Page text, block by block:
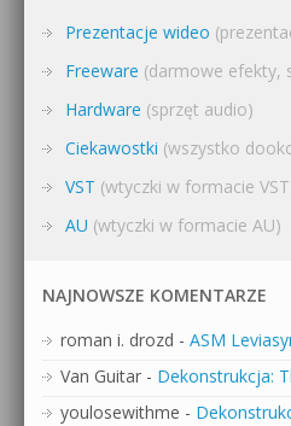
Prezentacje wideo
Freeware (darmowe efekty,
Hardware (sprzęt audio)
Ciekawostki (wszystko
VST (wtyczki w formacie
AU (wtyczki w formacie AU)
NAJNOWSZE KOMENTARZE
roman i. drozd - ASM
Van Guitar - Dekonstrukcja:
youlosewithme -